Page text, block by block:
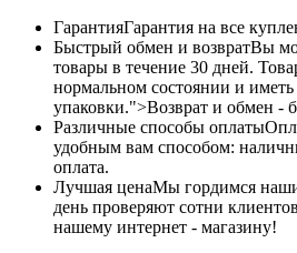
ГарантияГарантия на все
Быстрый обмен и возвратВы
товары в течение 30 дней.
нормальном состоянии и иметь
упаковки.">Возврат и обмен -
Различные способы оплаты
удобным вам способом:
оплата.
Лучшая ценаМы гордимся
день проверяют сотни
нашему интернет - магазину!